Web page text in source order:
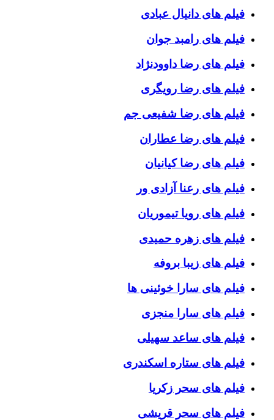
فیلم های دانیال عبادی
فیلم های رامبد جوان
فیلم های رضا داوودنژاد
فیلم های رضا رویگری
فیلم های رضا شفیعی جم
فیلم های رضا عطاران
فیلم های رضا کیانیان
فیلم های رعنا آزادی ور
فیلم های رویا تیموریان
فیلم های زهره حمیدی
فیلم های زیبا بروفه
فیلم های سارا خوئینی ها
فیلم های سارا منجزی
فیلم های ساعد سهیلی
فیلم های ستاره اسکندری
فیلم های سحر زکریا
فیلم های سحر قریشی